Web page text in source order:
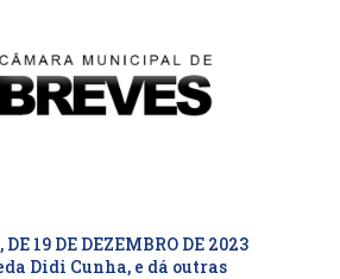
19 DE DEZEMBRO DE 2023
Didi Cunha, e dá outras